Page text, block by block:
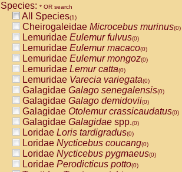
CebidaeCebus capucinus
CebidaeCebus nigrivittatus
CebidaeCebus spp.(0)
CebidaeSaimiri boliviensis(0)
CebidaeSaimiri sciureus(0)
AtelidaeAlouatta caraya(0)
AtelidaeAlouatta fusca(0)
AtelidaeAlouatta seniculus(0)
AtelidaeAlouattaspp.(0)
AtelidaeAteles belzebuth(0)
AtelidaeAteles geoffroyi(0)
AtelidaeAteles paniscus(0)
AtelidaeAtelesspp.(0)
AtelidaeLagothrix lagothricha(0)
AtelidaeLagothrix lagothricha cana
PitheciidaeCacajao calvus
Species: * OR search
All Species(1)
Cheirogaleidae Microcebus murinus(0)
Lemuridae Eulemur fulvus(0)
Lemuridae Eulemur macaco(0)
Lemuridae Eulemur mongoz(0)
Lemuridae Lemur catta(0)
Lemuridae Varecia variegata(0)
Galagidae Galago senegalensis(0)
Galagidae Galago demidovii(0)
Galagidae Otolemur crassicaudatus(0)
Galagidae Galagidae spp.(0)
Loridae Loris tardigradus(0)
Loridae Nycticebus coucang(0)
Loridae Nycticebus pygmaeus(0)
Loridae Perodicticus potto(0)